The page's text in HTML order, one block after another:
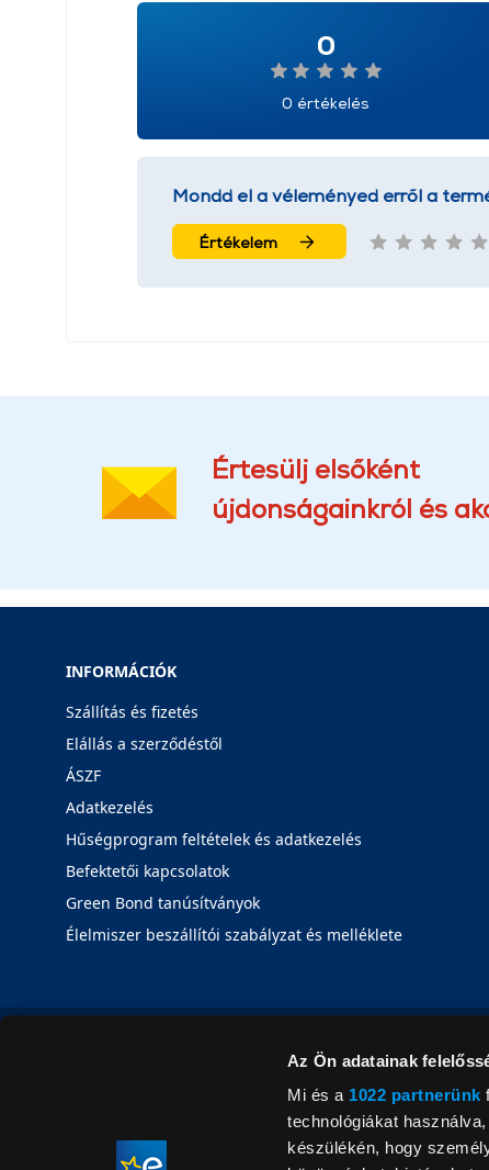
Az Ön adatainak
Mi és a 1022 partnerünk
technológiákat
készülékén, hogy
0
0 értékelés
Mondd el a véleményed erről a
Értékelem
Értesülj elsőként
újdonságainkról és
INFORMÁCIÓK
Szállítás és fizetés
Elállás a szerződéstől
ÁSZF
Adatkezelés
Hűségprogram feltételek és adatkezelés
Befektetői kapcsolatok
Green Bond tanúsítványok
Élelmiszer beszállítói szabályzat és melléklete